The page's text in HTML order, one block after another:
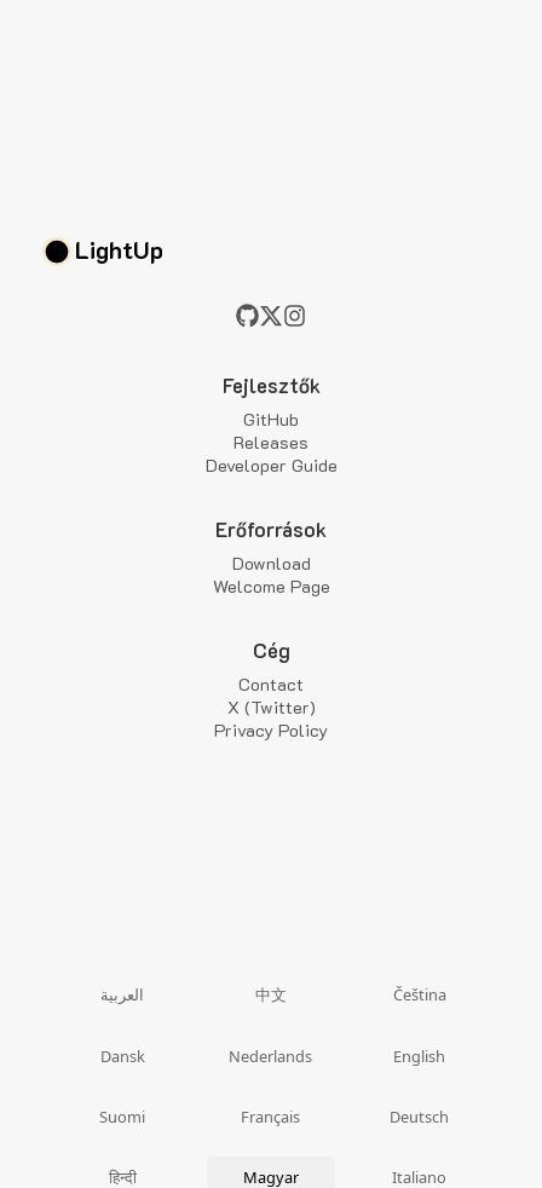
LightUp
Fejlesztők
GitHub
Releases
Developer Guide
Erőforrások
Download
Welcome Page
Cég
Contact
X (Twitter)
Privacy Policy
العربية 中文 Čeština
Dansk Nederlands English
Suomi Français Deutsch
हिन्दी Magyar Italiano